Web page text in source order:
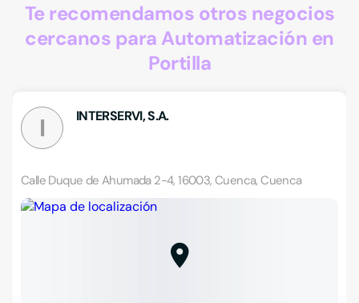
Te recomendamos otros negocios
cercanos para Automatización en
Portilla
I INTERSERVI, S.A.
Calle Duque de Ahumada 2-4, 16003, Cuenca, Cuenca